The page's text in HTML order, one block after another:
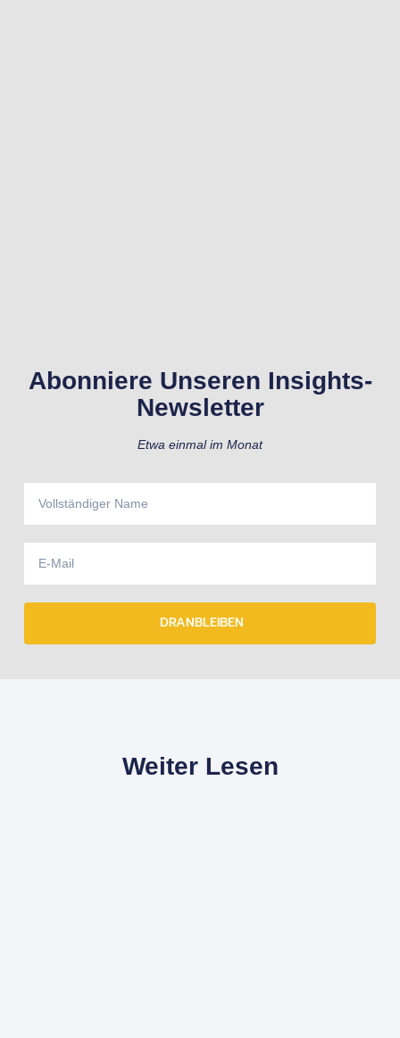
Abonniere Unseren Insights-
Newsletter
Etwa einmal im Monat
DRANBLEIBEN
Weiter Lesen